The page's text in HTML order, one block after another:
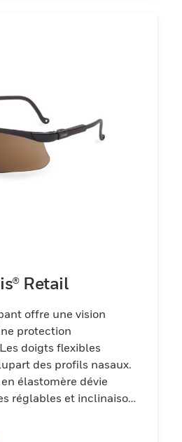
Retail
offre une vision
protection
doigts flexibles
des profils nasaux.
élastomère dévie
réglables et inclinaison